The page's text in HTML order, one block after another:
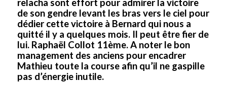
relacha sont effort pour admirer la victoire
de son gendre levant les bras vers le ciel pour
dédier cette victoire à Bernard qui nous a
quitté il y a quelques mois. Il peut être fier de
lui. Raphaël Collot 11ème. A noter le bon
management des anciens pour encadrer
Mathieu toute la course afin qu’il ne gaspille
pas d’énergie inutile.